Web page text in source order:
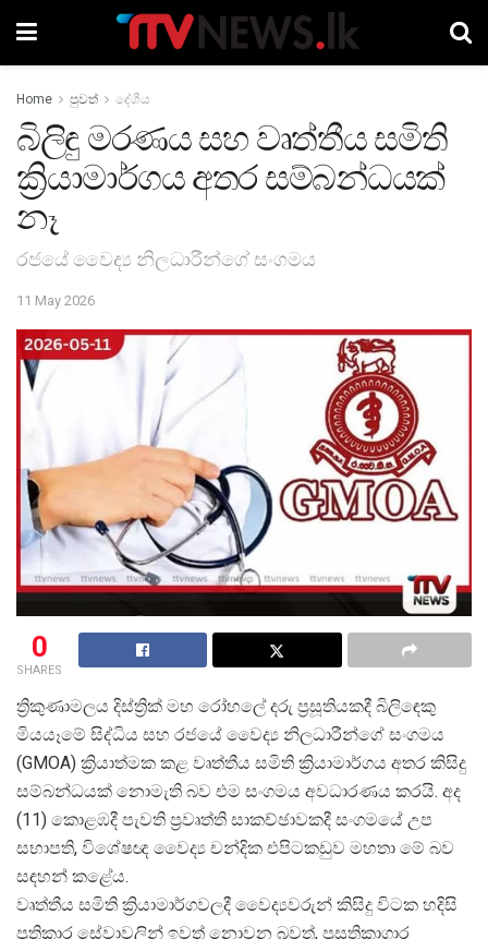
Home පුවත් දේශීය
බිලිඳු මරණය සහ වෘත්තීය සමිති
ක්‍රියාමාර්ගය අතර සම්බන්ධයක්
නෑ
රජයේ වෛද්‍ය නිලධාරීන්ගේ සංගමය
11 May 2026
0
SHARES
ත්රිකුණාමලය දිස්ත්රික් මහ රෝහලේ දරු ප්රසූතියකදී බිලිඳෙකු
මියයෑමේ සිද්ධිය සහ රජයේ වෛද් ය නිලධාරීන්ගේ සංගමය
(GMOA) ක්රියාත්මක කළ වෘත්තීය සමිති ක්රියාමාර්ගය අතර කිසිදු
සම්බන්ධයක් නොමැති බව එම සංගමය අවධාරණය කරයි. අද
(11) කොළඹදී පැවති ප්රවෘත්ති සාකච්ඡාවකදී සංගමයේ උප
සභාපති, විශේෂඥ වෛද් ය චන්දික එපිටකඩුව මහතා මේ බව
සඳහන් කළේය.
වෘත්තීය සමිති ක්රියාමාර්ගවලදී වෛද්යවරුන් කිසිදු විටක හදිසි
ප්රතිකාර සේවාවලින් ඉවත් නොවන බවත්, ප්රසූතිකාගාර